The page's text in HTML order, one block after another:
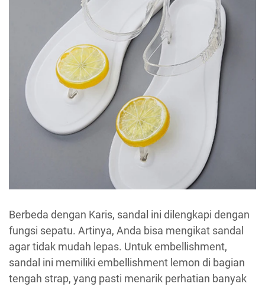
Berbeda dengan Karis, sandal ini dilengkapi dengan
fungsi sepatu. Artinya, Anda bisa mengikat sandal
agar tidak mudah lepas. Untuk embellishment,
sandal ini memiliki embellishment lemon di bagian
tengah strap, yang pasti menarik perhatian banyak